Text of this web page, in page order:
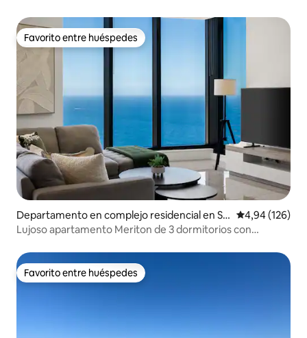
Favorito entre huéspedes
Favorito entre huéspedes
Departamento en complejo residencial en Su
rfers Paradise
Calificación
4,94 (126)
Lujoso apartamento Meriton de 3 dormitorios con
Favorito entre huéspedes
Favorito entre huéspedes